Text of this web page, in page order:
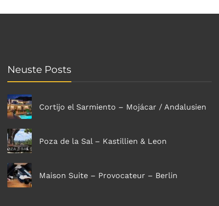
Neuste Posts
Cortijo el Sarmiento – Mojácar / Andalusien
Poza de la Sal – Kastillien & Leon
Maison Suite – Provocateur – Berlin